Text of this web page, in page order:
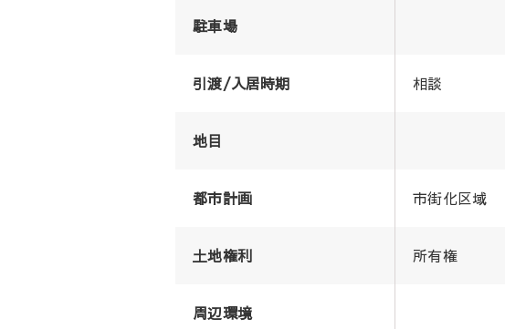
駐車場
引渡/入居時期 相談
地目
都市計画 市街化区域
土地権利 所有権
周辺環境